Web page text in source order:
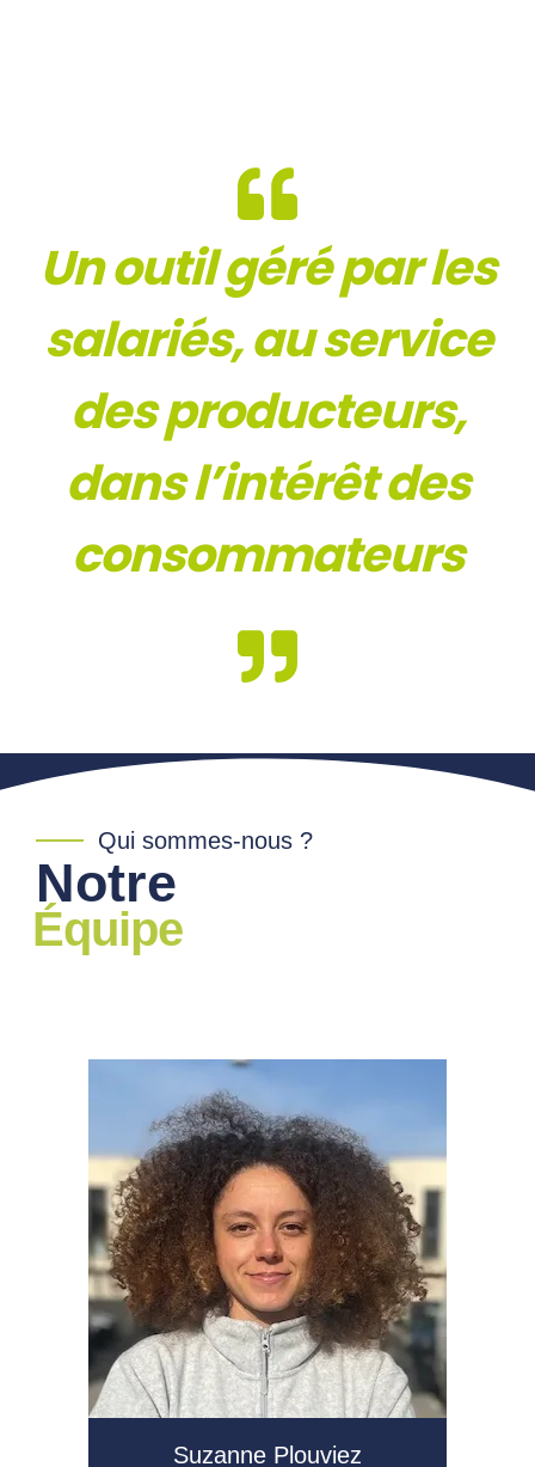
Un outil géré par les
salariés, au service
des producteurs,
dans l’intérêt des
consommateurs
Qui sommes-nous ?
Notre
Équipe
Suzanne Plouviez